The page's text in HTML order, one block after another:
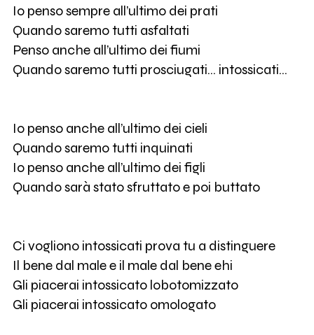
Io penso sempre all’ultimo dei prati
Quando saremo tutti asfaltati
Penso anche all’ultimo dei fiumi
Quando saremo tutti prosciugati… intossicati…
Io penso anche all’ultimo dei cieli
Quando saremo tutti inquinati
Io penso anche all’ultimo dei figli
Quando sarà stato sfruttato e poi buttato
Ci vogliono intossicati prova tu a distinguere
Il bene dal male e il male dal bene ehi
Gli piacerai intossicato lobotomizzato
Gli piacerai intossicato omologato